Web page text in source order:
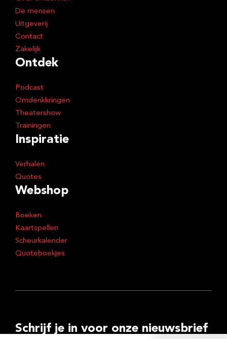
De mensen
Uitgeverij
Contact
Zakelijk
Ontdek
Podcast
Omdenkkringen
Theatershow
Trainingen
Inspiratie
Verhalen
Quotes
Webshop
Boeken
Kaartspellen
Scheurkalender
Quoteboekjes
Schrijf je in voor onze nieuwsbrief